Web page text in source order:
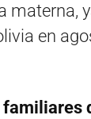
materna,
en
familiares